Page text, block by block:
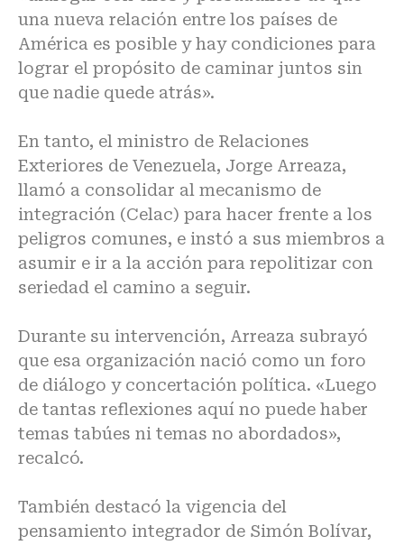
una nueva relación entre los países de
América es posible y hay condiciones para
lograr el propósito de caminar juntos sin
que nadie quede atrás».
En tanto, el ministro de Relaciones
Exteriores de Venezuela, Jorge Arreaza,
llamó a consolidar al mecanismo de
integración (Celac) para hacer frente a los
peligros comunes, e instó a sus miembros a
asumir e ir a la acción para repolitizar con
seriedad el camino a seguir.
Durante su intervención, Arreaza subrayó
que esa organización nació como un foro
de diálogo y concertación política. «Luego
de tantas reflexiones aquí no puede haber
temas tabúes ni temas no abordados»,
recalcó.
También destacó la vigencia del
pensamiento integrador de Simón Bolívar,